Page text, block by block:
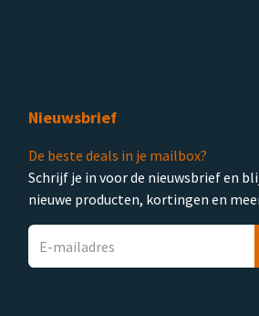
Nieuwsbrief
De beste deals in je mailbox?
Schrijf je in voor de nieuwsbrief en
nieuwe producten, kortingen en